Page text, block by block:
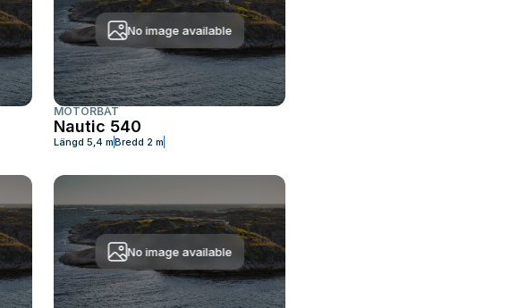
No image available
MOTORBÅT
Nautic 540
Längd5,4 mBredd 2 m
No image available